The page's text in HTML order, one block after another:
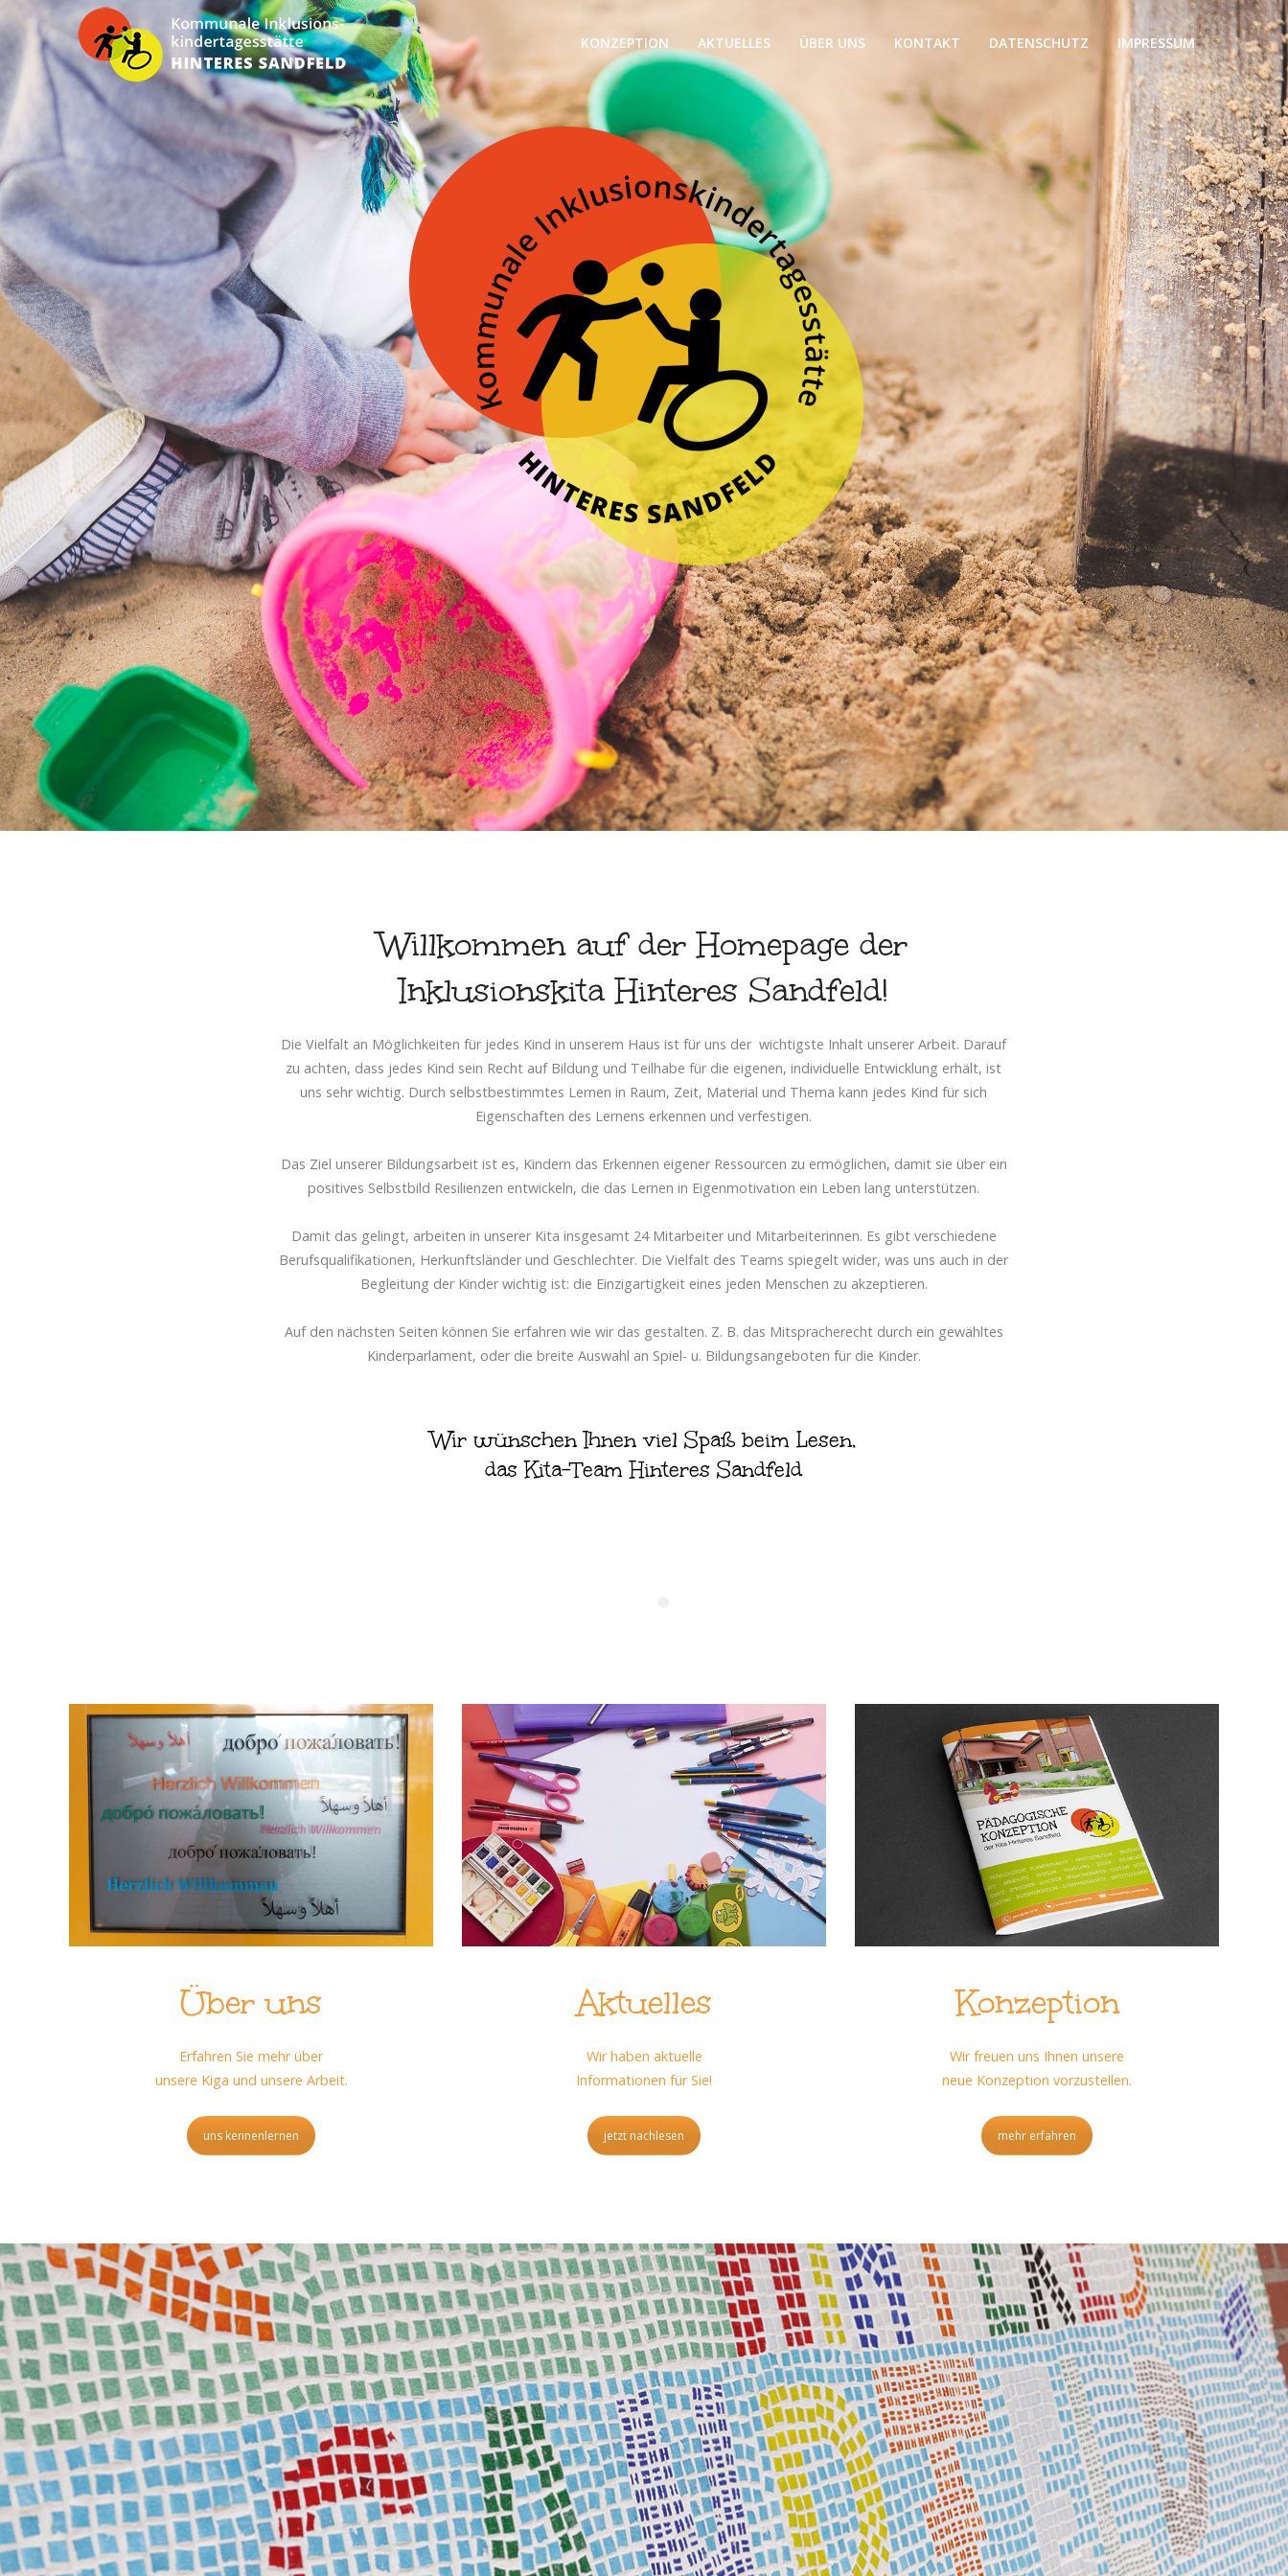
KONZEPTION AKTUELLES ÜBER UNS KONTAKT DATENSCHUTZ IMPRESSUM
Willkommen auf der Homepage der
Inklusionskita Hinteres Sandfeld!
Die Vielfalt an Möglichkeiten für jedes Kind in unserem Haus ist für uns der wichtigste Inhalt unserer Arbeit. Darauf
zu achten, dass jedes Kind sein Recht auf Bildung und Teilhabe für die eigenen, individuelle Entwicklung erhält, ist
uns sehr wichtig. Durch selbstbestimmtes Lernen in Raum, Zeit, Material und Thema kann jedes Kind für sich
Eigenschaften des Lernens erkennen und verfestigen.
Das Ziel unserer Bildungsarbeit ist es, Kindern das Erkennen eigener Ressourcen zu ermöglichen, damit sie über ein
positives Selbstbild Resilienzen entwickeln, die das Lernen in Eigenmotivation ein Leben lang unterstützen.
Damit das gelingt, arbeiten in unserer Kita insgesamt 24 Mitarbeiter und Mitarbeiterinnen. Es gibt verschiedene
Berufsqualifikationen, Herkunftsländer und Geschlechter. Die Vielfalt des Teams spiegelt wider, was uns auch in der
Begleitung der Kinder wichtig ist: die Einzigartigkeit eines jeden Menschen zu akzeptieren.
Auf den nächsten Seiten können Sie erfahren wie wir das gestalten. Z. B. das Mitspracherecht durch ein gewähltes
Kinderparlament, oder die breite Auswahl an Spiel- u. Bildungsangeboten für die Kinder.
Wir wünschen Ihnen viel Spaß beim Lesen,
das Kita-Team Hinteres Sandfeld
Über uns
Erfahren Sie mehr über
unsere Kiga und unsere Arbeit.
uns kennenlernen
Aktuelles
Wir haben aktuelle
Informationen für Sie!
jetzt nachlesen
Konzeption
Wir freuen uns Ihnen unsere
neue Konzeption vorzustellen.
mehr erfahren